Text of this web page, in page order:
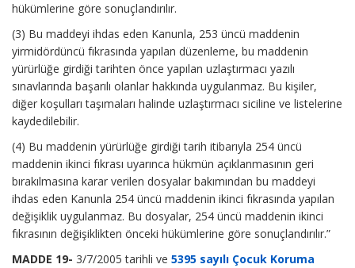
hükümlerine göre sonuçlandırılır.
(3) Bu maddeyi ihdas eden Kanunla, 253 üncü maddenin
yirmidördüncü fıkrasında yapılan düzenleme, bu maddenin
yürürlüğe girdiği tarihten önce yapılan uzlaştırmacı yazılı
sınavlarında başarılı olanlar hakkında uygulanmaz. Bu kişiler,
diğer koşulları taşımaları halinde uzlaştırmacı siciline ve listelerine
kaydedilebilir.
(4) Bu maddenin yürürlüğe girdiği tarih itibarıyla 254 üncü
maddenin ikinci fıkrası uyarınca hükmün açıklanmasının geri
bırakılmasına karar verilen dosyalar bakımından bu maddeyi
ihdas eden Kanunla 254 üncü maddenin ikinci fıkrasında yapılan
değişiklik uygulanmaz. Bu dosyalar, 254 üncü maddenin ikinci
fıkrasının değişiklikten önceki hükümlerine göre sonuçlandırılır.”
MADDE 19- 3/7/2005 tarihli ve 5395 sayılı Çocuk Koruma